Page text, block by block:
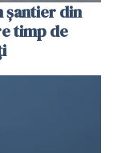
șantier din
timp de